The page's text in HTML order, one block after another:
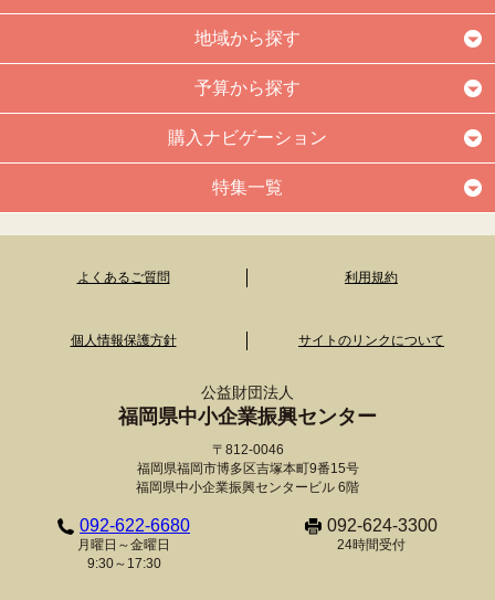
地域から探す
予算から探す
購入ナビゲーション
特集一覧
よくあるご質問 利用規約
個人情報保護方針 サイトのリンクについて
公益財団法人
福岡県中小企業振興センター
〒812-0046
福岡県福岡市博多区吉塚本町9番15号
福岡県中小企業振興センタービル 6階
092-622-6680
月曜日～金曜日
9:30～17:30
092-624-3300
24時間受付